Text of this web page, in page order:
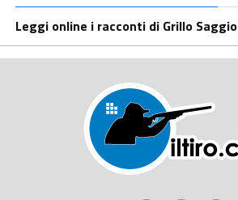
Leggi online i racconti di Grillo Saggio